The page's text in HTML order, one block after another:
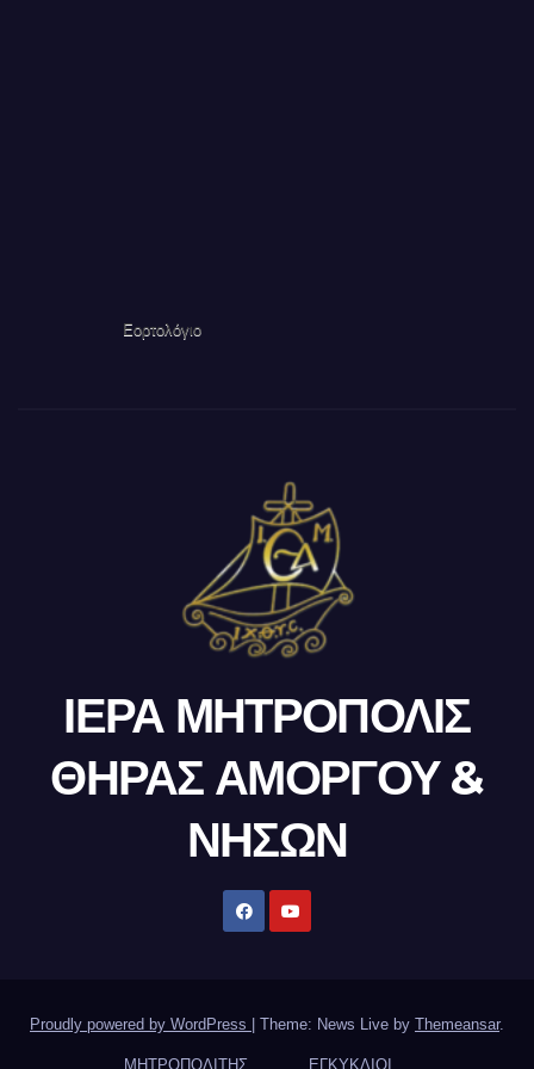
Εορτολόγιο
ΙΕΡΑ ΜΗΤΡΟΠΟΛΙΣ
ΘΗΡΑΣ ΑΜΟΡΓΟΥ &
ΝΗΣΩΝ
Proudly powered by WordPress Theme: News Live by Themeansar.
ΜΗΤΡΟΠΟΛΙΤΗΣ ΕΓΚΥΚΛΙΟΙ